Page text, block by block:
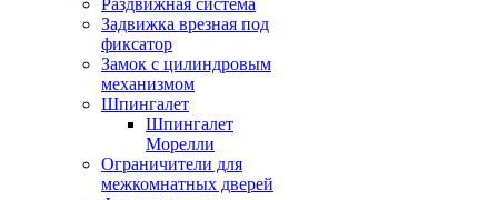
Раздвижная система
Задвижка врезная под
фиксатор
Замок с цилиндровым
механизмом
Шпингалет
Шпингалет
Морелли
Ограничители для
межкомнатных дверей